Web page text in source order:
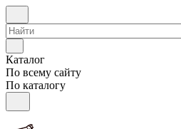
Каталог
По всему сайту
По каталогу